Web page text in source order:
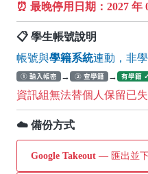
⏰ 最晚停用日期： 2027 年
📋 學生帳號說明
帳號與學籍系統連動，非
① 輸入帳密 → ② 查學籍 → 有學籍
資訊組無法替個人保留已失
☁️ 備份方式
Google Takeout — 匯出並